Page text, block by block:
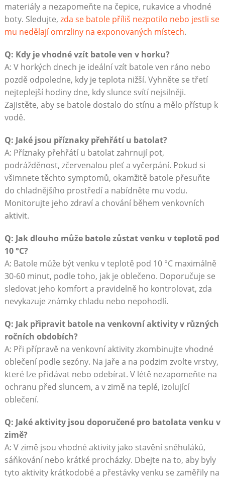
materiály a nezapomeňte na čepice, rukavice a vhodné
boty. Sledujte, zda se batole příliš nezpotilo nebo jestli se
mu nedělají omrzliny na exponovaných místech.
Q: Kdy je vhodné vzít batole ven v horku?
A: V horkých dnech je ideální vzít batole ven ráno nebo
pozdě odpoledne, kdy je teplota nižší. Vyhněte se třetí
nejteplejší hodiny dne, kdy slunce svítí nejsilněji.
Zajistěte, aby se batole dostalo do stínu a mělo přístup k
vodě.
Q: Jaké jsou příznaky přehřátí u batolat?
A: Příznaky přehřátí u batolat zahrnují pot,
podrážděnost, zčervenalou pleť a vyčerpání. Pokud si
všimnete těchto symptomů, okamžitě batole přesuňte
do chladnějšího prostředí a nabídněte mu vodu.
Monitorujte jeho zdraví a chování během venkovních
aktivit.
Q: Jak dlouho může batole zůstat venku v teplotě pod
10 °C?
A: Batole může být venku v teplotě pod 10 °C maximálně
30-60 minut, podle toho, jak je oblečeno. Doporučuje se
sledovat jeho komfort a pravidelně ho kontrolovat, zda
nevykazuje známky chladu nebo nepohodlí.
Q: Jak připravit batole na venkovní aktivity v různých
ročních obdobích?
A: Při přípravě na venkovní aktivity zkombinujte vhodné
oblečení podle sezóny. Na jaře a na podzim zvolte vrstvy,
které lze přidávat nebo odebírat. V létě nezapomeňte na
ochranu před sluncem, a v zimě na teplé, izolující
oblečení.
Q: Jaké aktivity jsou doporučené pro batolata venku v
zimě?
A: V zimě jsou vhodné aktivity jako stavění sněhuláků,
sáňkování nebo krátké procházky. Dbejte na to, aby byly
tyto aktivity krátkodobé a přestávky venku se zaměřily na